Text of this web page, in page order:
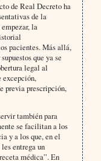
de Real Decreto ha
de la
la
pacientes. Más allá,
que ya se
legal al
excepción,
previa prescripción,
también para
se facilitan a los
y a los que, en el
entrega un
médica”. En